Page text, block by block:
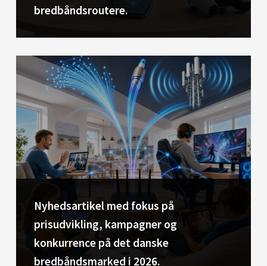
bredbåndsroutere.
Nyhedsartikel med fokus på
prisudvikling, kampagner og
konkurrence på det danske
bredbåndsmarked i 2026.